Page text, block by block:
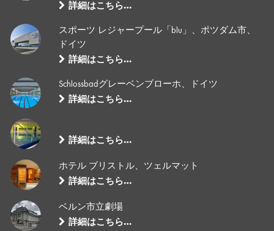
詳細はこちら…
スポーツ レジャープール「blu」、ポツダム市、
ドイツ
詳細はこちら…
Schlossbadグレーベンブローホ、ドイツ
詳細はこちら…
詳細はこちら…
ホテル ブリストル、ツェルマット
詳細はこちら…
ベルン市立劇場
詳細はこちら…